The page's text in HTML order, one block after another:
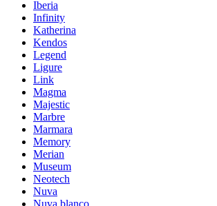
Iberia
Infinity
Katherina
Kendos
Legend
Ligure
Link
Magma
Majestic
Marbre
Marmara
Memory
Merian
Museum
Neotech
Nuva
Nuva blanco